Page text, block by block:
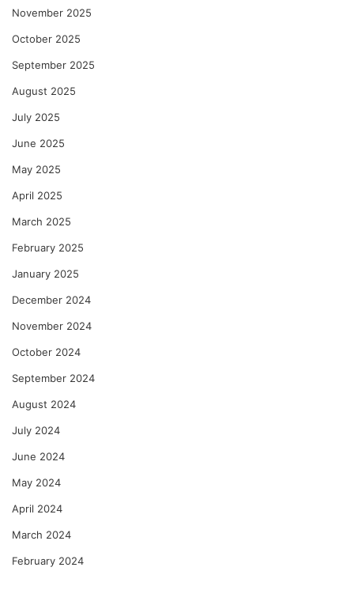
November 2025
October 2025
September 2025
August 2025
July 2025
June 2025
May 2025
April 2025
March 2025
February 2025
January 2025
December 2024
November 2024
October 2024
September 2024
August 2024
July 2024
June 2024
May 2024
April 2024
March 2024
February 2024